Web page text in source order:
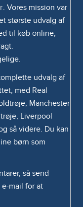
. Vores mission var
største udvalg af
til køb online,
udvalg af
med Real
Manchester
Liverpool
så videre. Du kan
børn som
så send
mail for at